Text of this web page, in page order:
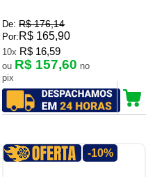
De: R$ 176,14
Por: R$ 165,90
10x R$ 16,59
ou R$ 157,60 no
pix
-10%